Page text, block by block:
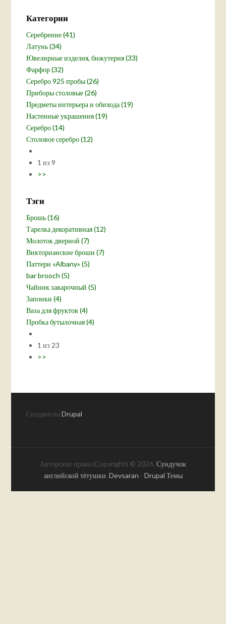
Категории
Серебрение (41)
Латунь (34)
Ювелирные изделия, бижутерия (33)
Фарфор (32)
Серебро 925 пробы (26)
Приборы столовые (26)
Предметы интерьера и обихода (19)
Настенные украшения (19)
Серебро (14)
Столовое серебро (12)
1 из 9
>>
Тэги
Брошь (16)
Тарелка декоративная (12)
Молоток дверной (7)
Викторианские броши (7)
Паттерн «Albany» (5)
bar brooch (5)
Чайник заварочный (5)
Запонки (4)
Ваза для фруктов (4)
Пробка бутылочная (4)
1 из 23
>>
Создано наDrupal
Авторские права (Copyright) © 2026, Сундучок
английской тётушки. Devsaran - Drupal Темы